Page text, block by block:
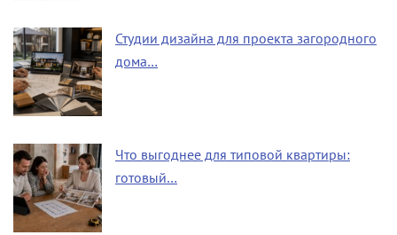
Студии дизайна для проекта загородного
дома…
Что выгоднее для типовой квартиры:
готовый…